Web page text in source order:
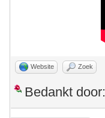
Website Zoek
Bedankt door: